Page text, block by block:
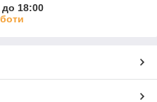
до 18:00